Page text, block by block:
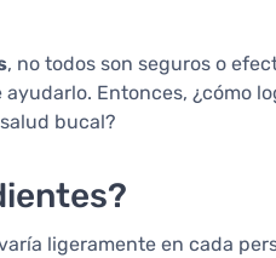
, no todos son seguros o
ayudarlo. Entonces, ¿cómo
bucal?
ligeramente en cada